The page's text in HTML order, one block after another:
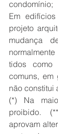
condomínio;
Em
projeto
mudança
tidos como
comuns, em
não constitui
(*) Na
proibido.
aprovam